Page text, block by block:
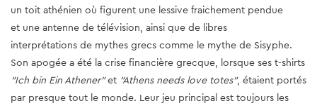
un toit athénien où figurent une lessive fraichement pendue
et une antenne de télévision, ainsi que de libres
interprétations de mythes grecs comme le mythe de Sisyphe.
Son apogée a été la crise financière grecque, lorsque ses t-shirts
"Ich bin Ein Athener"et "Athens needs love totes", étaient portés
par presque tout le monde. Leur jeu principal est toujours les